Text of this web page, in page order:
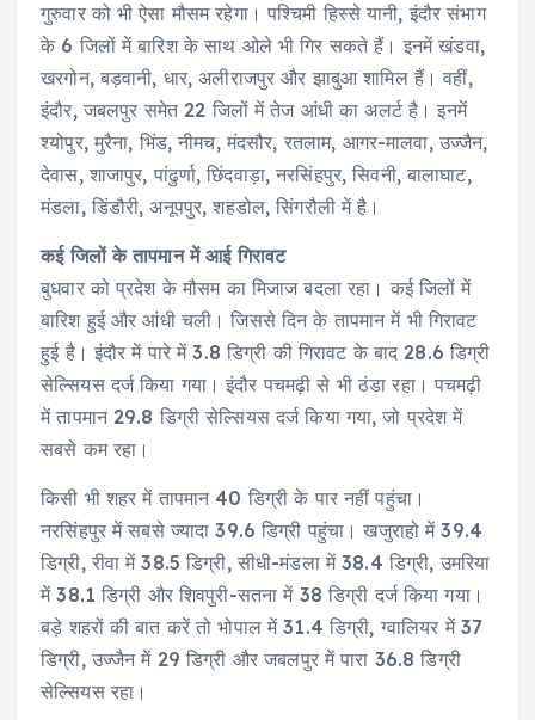
गुरुवार को भी ऐसा मौसम रहेगा। पश्चिमी हिस्से यानी, इंदौर संभाग
के 6 जिलों में बारिश के साथ ओले भी गिर सकते हैं। इनमें खंडवा,
खरगोन, बड़वानी, धार, अलीराजपुर और झाबुआ शामिल हैं। वहीं,
इंदौर, जबलपुर समेत 22 जिलों में तेज आंधी का अलर्ट है। इनमें
श्योपुर, मुरैना, भिंड, नीमच, मंदसौर, रतलाम, आगर-मालवा, उज्जैन,
देवास, शाजापुर, पांढुर्णा, छिंदवाड़ा, नरसिंहपुर, सिवनी, बालाघाट,
मंडला, डिंडौरी, अनूपपुर, शहडोल, सिंगरौली में है।
कई जिलों के तापमान में आई गिरावट
बुधवार को प्रदेश के मौसम का मिजाज बदला रहा। कई जिलों में
बारिश हुई और आंधी चली। जिससे दिन के तापमान में भी गिरावट
हुई है। इंदौर में पारे में 3.8 डिग्री की गिरावट के बाद 28.6 डिग्री
सेल्सियस दर्ज किया गया। इंदौर पचमढ़ी से भी ठंडा रहा। पचमढ़ी
में तापमान 29.8 डिग्री सेल्सियस दर्ज किया गया, जो प्रदेश में
सबसे कम रहा।
किसी भी शहर में तापमान 40 डिग्री के पार नहीं पहुंचा।
नरसिंहपुर में सबसे ज्यादा 39.6 डिग्री पहुंचा। खजुराहो में 39.4
डिग्री, रीवा में 38.5 डिग्री, सीधी-मंडला में 38.4 डिग्री, उमरिया
में 38.1 डिग्री और शिवपुरी-सतना में 38 डिग्री दर्ज किया गया।
बड़े शहरों की बात करें तो भोपाल में 31.4 डिग्री, ग्वालियर में 37
डिग्री, उज्जैन में 29 डिग्री और जबलपुर में पारा 36.8 डिग्री
सेल्सियस रहा।